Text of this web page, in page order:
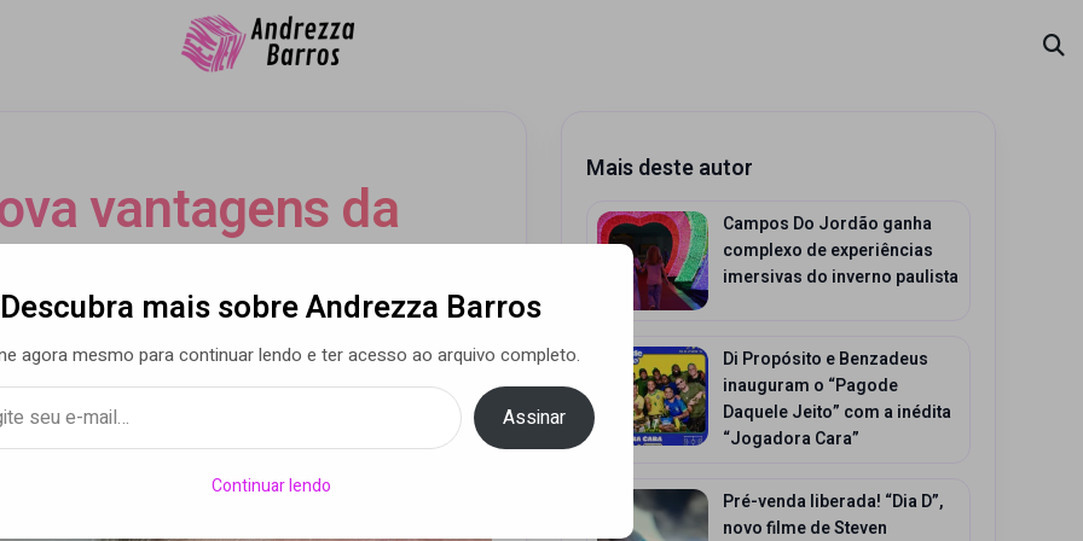
vantagens da
depressão,
cardíacas
Barros • 21 jul 2020
Mais deste autor
Campos Do Jordão ganha
complexo de experiências
imersivas do inverno paulista
Di Propósito e Benzadeus
inauguram o “Pagode
Daquele Jeito” com a inédita
“Jogadora Cara”
Pré-venda liberada! “Dia D”,
novo filme de Steven
Descubra mais sobre Andrezza Barros
agora mesmo para continuar lendo e ter acesso ao arquivo completo.
Assinar
Continuar lendo